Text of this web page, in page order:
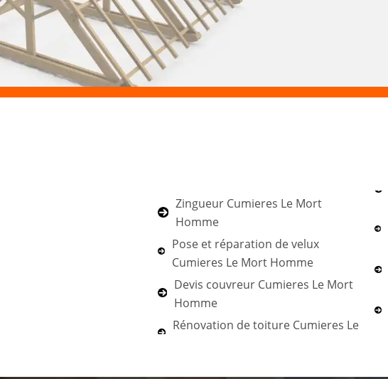
Zingueur Cumieres Le Mort
Homme
Pose et réparation de velux
Cumieres Le Mort Homme
Devis couvreur Cumieres Le Mort
Homme
Rénovation de toiture Cumieres Le